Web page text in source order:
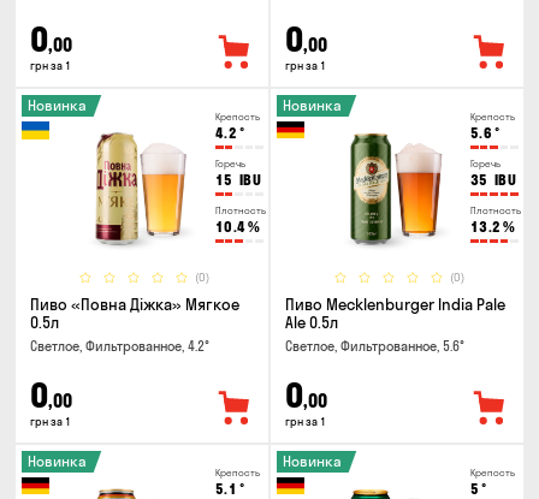
0,00
грн за 1
0,00
грн за 1
Крепость
4.2 °
Горечь
15 IBU
Плотность
10.4%
(0)
Новинка
Пиво «Повна Діжка» Мягкое
0.5л
Светлое, Фильтрованное, 4.2°
0,00
грн за 1
Крепость
5.6 °
Горечь
35 IBU
Плотность
13.2 %
(0)
Новинка
Пиво Mecklenburger India Pale
Ale 0.5л
Светлое, Фильтрованное, 5.6°
0,00
грн за 1
Крепость
5.1 °
Новинка
Крепость
5 °
Новинка